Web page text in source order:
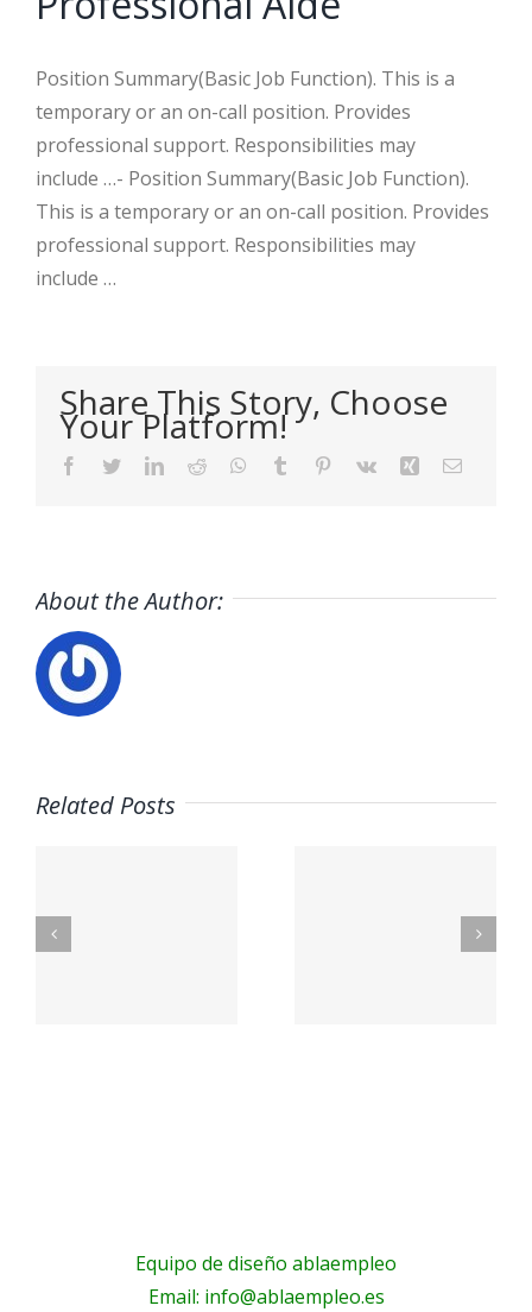
Position Summary(Basic Job Function). This is a
temporary or an on-call position. Provides
professional support. Responsibilities may
include …- Position Summary(Basic Job Function).
This is a temporary or an on-call position. Provides
professional support. Responsibilities may
include …
Share This Story, Choose
Your Platform!
Facebook
TwitterLinkedIn
Reddit WhatsApp
Tumblr Pinterest
Vk Xing Email
About the Author:
Related Posts
EMBL
Equipo de diseño ablaempleo
Email: info@ablaempleo.es